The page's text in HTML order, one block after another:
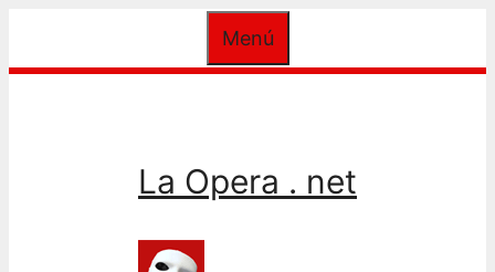
contenido
Menú
La Opera . net